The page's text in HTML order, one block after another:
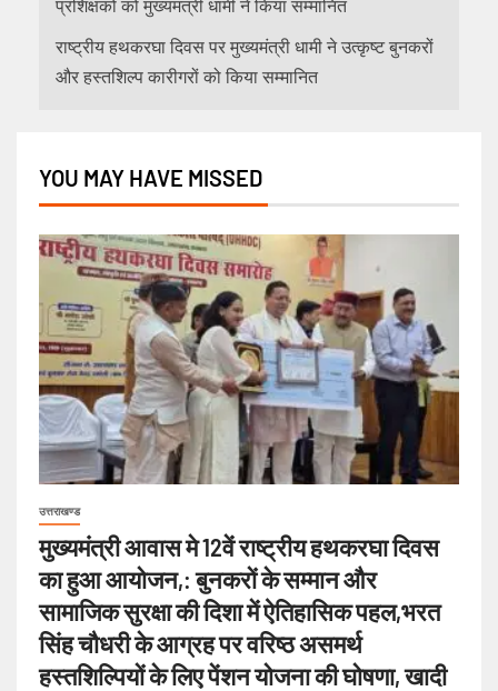
प्रशिक्षकों को मुख्यमंत्री धामी ने किया सम्मानित
राष्ट्रीय हथकरघा दिवस पर मुख्यमंत्री धामी ने उत्कृष्ट बुनकरों
और हस्तशिल्प कारीगरों को किया सम्मानित
YOU MAY HAVE MISSED
उत्तराखण्ड
मुख्यमंत्री आवास मे 12वें राष्ट्रीय हथकरघा दिवस
का हुआ आयोजन,: बुनकरों के सम्मान और
सामाजिक सुरक्षा की दिशा में ऐतिहासिक पहल,भरत
सिंह चौधरी के आग्रह पर वरिष्ठ असमर्थ
हस्तशिल्पियों के लिए पेंशन योजना की घोषणा, खादी